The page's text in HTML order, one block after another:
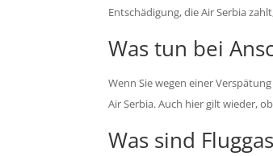
Entschädigung, die Air Serbia
Was tun bei
Wenn Sie wegen einer
Air Serbia. Auch hier gilt wieder,
Was sind